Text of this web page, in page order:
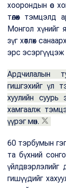
хоорондын өс
төлөөх
Монгол хүнийг
зүг хөтлөх
эрс эсэргүүцэж
Ардчилалын
гишгэхийг үл
хуулийн суурь
хамгаалж
үүрэг мөн.
60 тэрбумын
та бүхний
үйлдвэрлэлийг
гишүүдийг